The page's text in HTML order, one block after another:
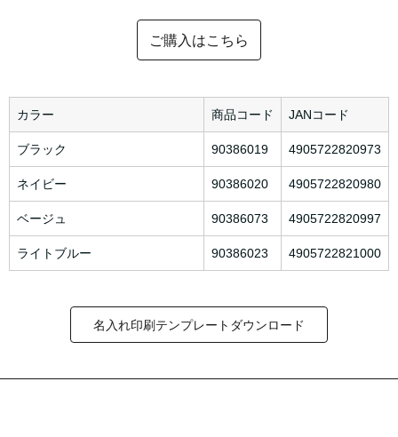
ご購入はこちら
カラー 商品コード JANコード
ブラック 90386019 4905722820973
ネイビー 90386020 4905722820980
ベージュ 90386073 4905722820997
ライトブルー 90386023 4905722821000
名入れ印刷テンプレートダウンロード